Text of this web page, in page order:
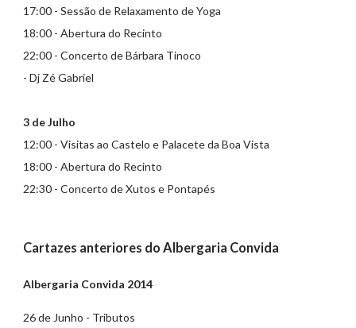
17:00 - Sessão de Relaxamento de Yoga
18:00 - Abertura do Recinto
22:00 - Concerto de Bárbara Tinoco
- Dj Zé Gabriel
3 de Julho
12:00 - Visitas ao Castelo e Palacete da Boa Vista
18:00 - Abertura do Recinto
22:30 - Concerto de Xutos e Pontapés
Cartazes anteriores do Albergaria Convida
Albergaria Convida 2014
26 de Junho - Tributos